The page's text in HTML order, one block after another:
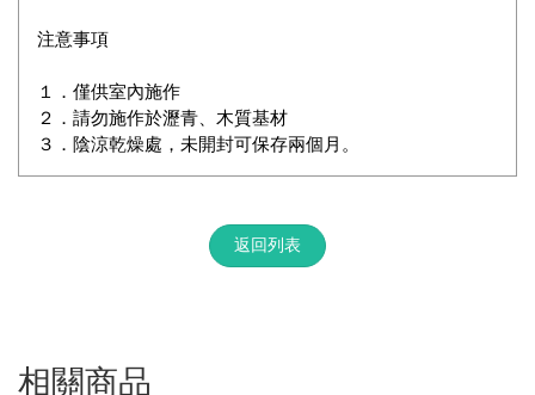
注意事項
１．僅供室內施作
２．請勿施作於瀝青、木質基材
３．陰涼乾燥處，未開封可保存兩個月。
返回列表
相關商品